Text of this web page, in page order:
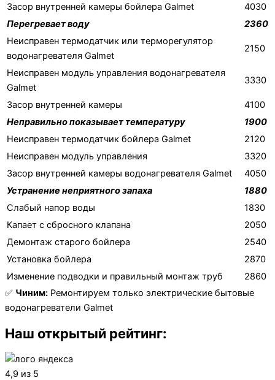
Засор внутренней камеры бойлера Galmet
4030
Перегревает воду
2360
Неисправен термодатчик или терморегулятор
водонагревателя Galmet
2150
Неисправен модуль управления водонагревателя
Galmet
3330
Засор внутренней камеры
4100
Неправильно показывает температуру
1900
Неисправен термодатчик бойлера Galmet
2120
Неисправен модуль управления
3320
Засор внутренней камеры водонагревателя Galmet
4050
Устранение неприятного запаха
1880
Слабый напор воды
1830
Капает с сбросного клапана
2050
Демонтаж старого бойлера
2540
Установка бойлера
2870
Изменение подводки и правильный монтаж труб
2860
✅ Чиним: Ремонтируем только электрические бытовые
водонагреватели Galmet
Наш открытый рейтинг:
4,9 из 5